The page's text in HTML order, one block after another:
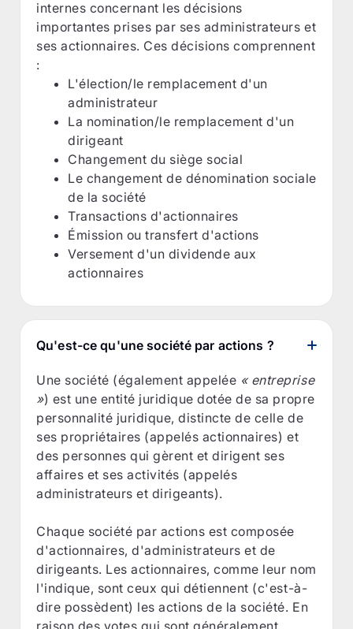
internes concernant les décisions
importantes prises par ses administrateurs et
ses actionnaires. Ces décisions comprennent
:
L'élection/le remplacement d'un
administrateur
La nomination/le remplacement d'un
dirigeant
Changement du siège social
Le changement de dénomination sociale
de la société
Transactions d'actionnaires
Émission ou transfert d'actions
Versement d'un dividende aux
actionnaires
Qu'est-ce qu'une société par actions ?
Une société (également appelée « entreprise
») est une entité juridique dotée de sa propre
personnalité juridique, distincte de celle de
ses propriétaires (appelés actionnaires) et
des personnes qui gèrent et dirigent ses
affaires et ses activités (appelés
administrateurs et dirigeants).
Chaque société par actions est composée
d'actionnaires, d'administrateurs et de
dirigeants. Les actionnaires, comme leur nom
l'indique, sont ceux qui détiennent (c'est-à-
dire possèdent) les actions de la société. En
raison des votes qui sont généralement